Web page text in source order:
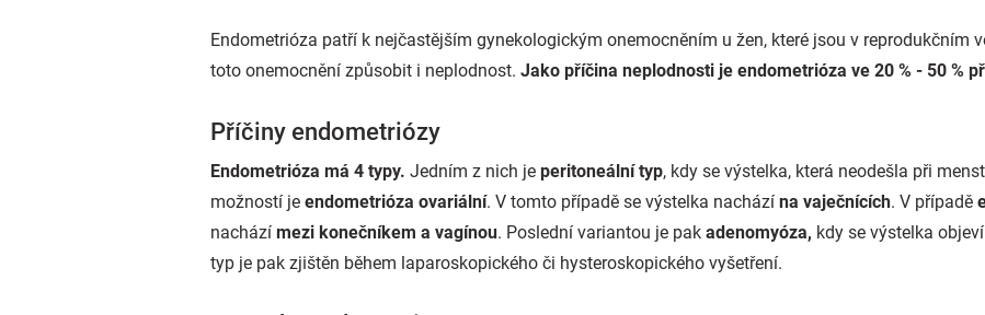
Endometrióza patří k nejčastějším gynekologickým onemocněním u žen, které jsou v reprodukčním
toto onemocnění způsobit i neplodnost. Jako příčina neplodnosti je endometrióza ve 20 % - 50 %
Příčiny endometriózy
Endometrióza má 4 typy. Jedním z nich je peritoneální typ, kdy se výstelka, která neodešla při
možností je endometrióza ovariální. V tomto případě se výstelka nachází na vaječnících. V případě
nachází mezi konečníkem a vagínou. Poslední variantou je pak adenomyóza, kdy se výstelka objeví
typ je pak zjištěn během laparoskopického či hysteroskopického vyšetření.